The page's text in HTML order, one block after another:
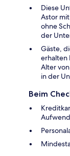
Diese
Astor
ohne
der
Gäste,
erhalten
Alter
in der
Beim